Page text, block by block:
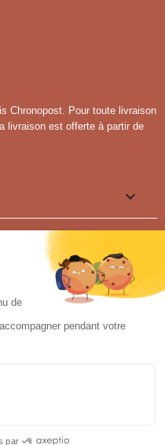
Chronopost. Pour toute livraison
livraison est offerte à partir de



au04 77 91 15 30